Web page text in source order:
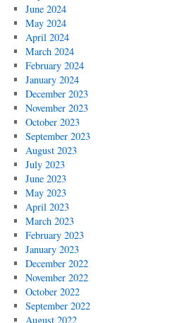
June 2024
May 2024
April 2024
March 2024
February 2024
January 2024
December 2023
November 2023
October 2023
September 2023
August 2023
July 2023
June 2023
May 2023
April 2023
March 2023
February 2023
January 2023
December 2022
November 2022
October 2022
September 2022
August 2022